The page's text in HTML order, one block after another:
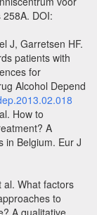
DOI:
J, Garretsen HF.
patients with
for
Alcohol Depend
How to
A
in Belgium. Eur J
al. What factors
to